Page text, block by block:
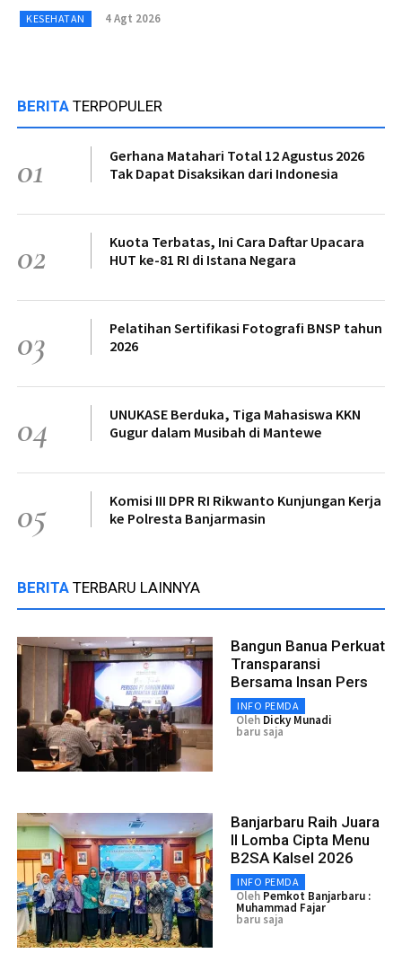
KESEHATAN 4 Agt 2026
BERITA TERPOPULER
01
Gerhana Matahari Total 12 Agustus 2026
Tak Dapat Disaksikan dari Indonesia
02
Kuota Terbatas, Ini Cara Daftar Upacara
HUT ke-81 RI di Istana Negara
03
Pelatihan Sertifikasi Fotografi BNSP tahun
2026
04
UNUKASE Berduka, Tiga Mahasiswa KKN
Gugur dalam Musibah di Mantewe
05
Komisi III DPR RI Rikwanto Kunjungan Kerja
ke Polresta Banjarmasin
BERITA TERBARU LAINNYA
Bangun Banua Perkuat
Transparansi
Bersama Insan Pers
INFO PEMDA
Oleh Dicky Munadi
baru saja
Banjarbaru Raih Juara
II Lomba Cipta Menu
B2SA Kalsel 2026
INFO PEMDA
Oleh Pemkot Banjarbaru :
Muhammad Fajar
baru saja